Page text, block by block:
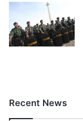
Recent News